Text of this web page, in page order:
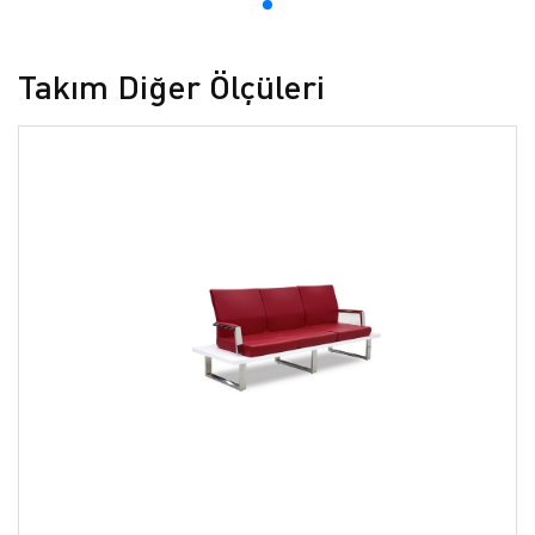
Takım Diğer Ölçüleri